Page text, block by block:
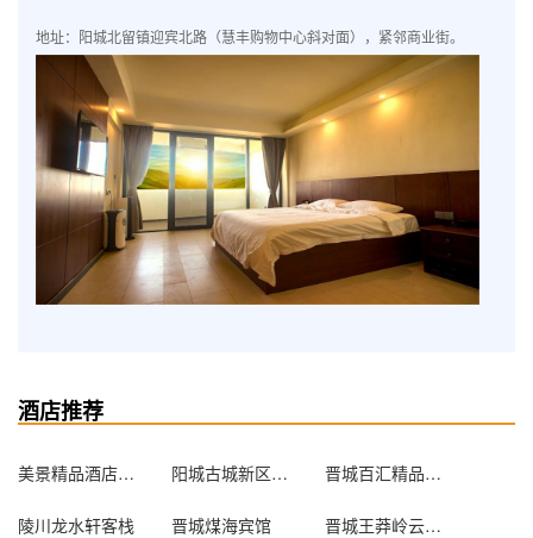
地址：阳城北留镇迎宾北路（慧丰购物中心斜对面），紧邻商业街。
酒店推荐
美景精品酒店（晋城建设路店） 阳城古城新区农家乐接待处 晋城百汇精品酒店
陵川龙水轩客栈 晋城煤海宾馆 晋城王莽岭云海客栈